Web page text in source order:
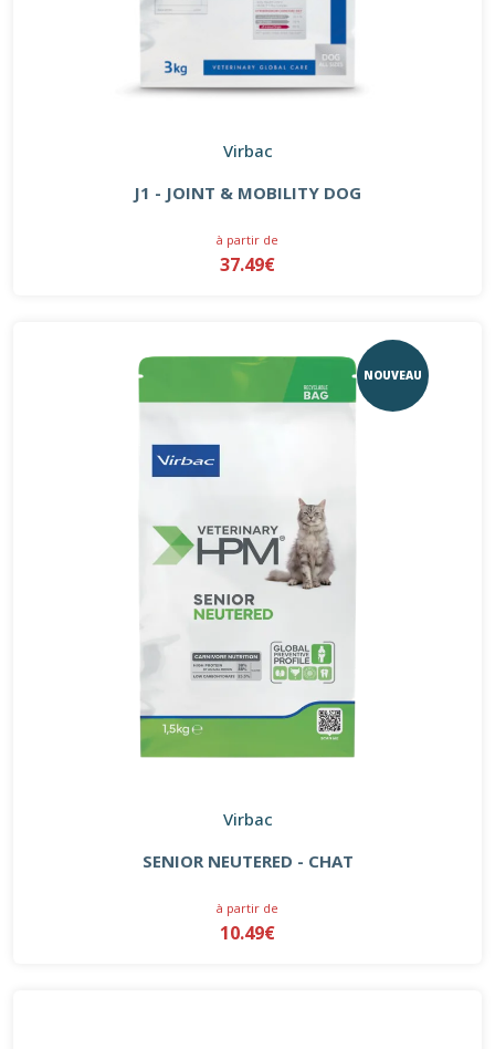
Virbac
J1 - JOINT & MOBILITY DOG
à partir de
37.49€
NOUVEAU
Virbac
SENIOR NEUTERED - CHAT
à partir de
10.49€